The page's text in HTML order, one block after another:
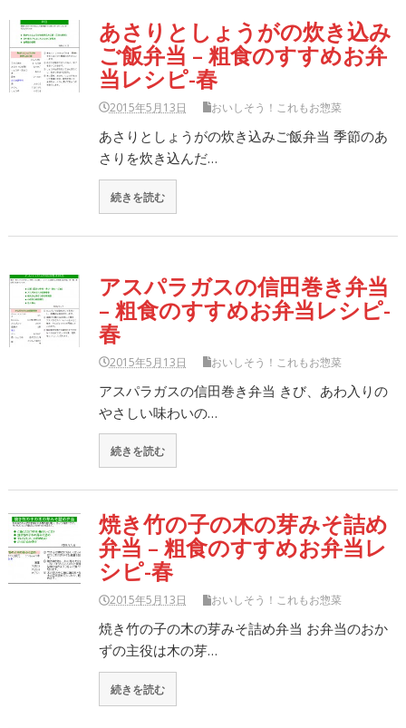
あさりとしょうがの炊き込み
ご飯弁当 – 粗食のすすめお弁
当レシピ-春
2015年5月13日 おいしそう！これもお惣菜
あさりとしょうがの炊き込みご飯弁当 季節のあ
さりを炊き込んだ…
続きを読む
アスパラガスの信田巻き弁当
– 粗食のすすめお弁当レシピ-
春
2015年5月13日 おいしそう！これもお惣菜
アスパラガスの信田巻き弁当 きび、あわ入りの
やさしい味わいの…
続きを読む
焼き竹の子の木の芽みそ詰め
弁当 – 粗食のすすめお弁当レ
シピ-春
2015年5月13日 おいしそう！これもお惣菜
焼き竹の子の木の芽みそ詰め弁当 お弁当のおか
ずの主役は木の芽…
続きを読む